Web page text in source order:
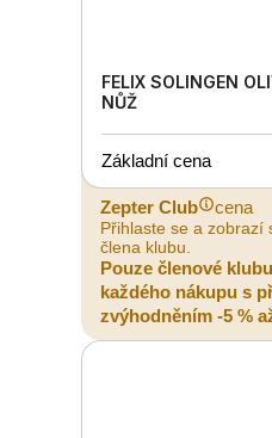
FELIX SOLINGEN
NŮŽ
Základní cena
Zepter Club cena
Přihlaste se a zobrazí
člena klubu.
Pouze členové
každého nákupu s
zvýhodněním -5 %